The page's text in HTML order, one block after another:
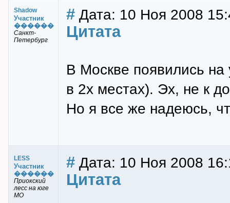
Shadow
Участник
������
Санкт-
Петербург
# Дата: 10 Ноя 2008
Цитата
В Москве появились
в 2х местах). Эх, не к
Но я все же надеюсь,
LESS
Участник
������
Приокский
лесс на юге
МО
# Дата: 10 Ноя 2008
Цитата